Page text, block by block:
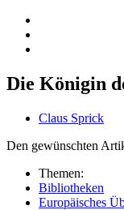
Die Königin
Claus Sprick
Den gewünschten
Themen:
Bibliotheken
Europäisches